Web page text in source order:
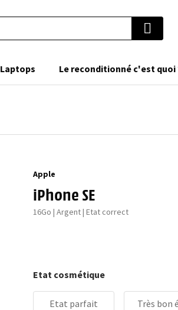
Laptops Le reconditionné c'est quoi
Apple
iPhone SE
16Go | Argent | Etat correct
Etat cosmétique
Etat parfait Très bon